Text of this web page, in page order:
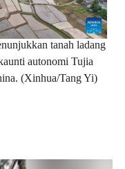
tanah ladang
autonomi Tujia
(Xinhua/Tang Yi)